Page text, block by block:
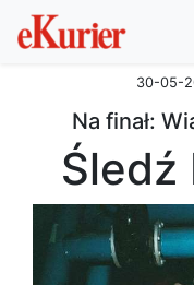
30-05-
Na finał:
Śledź